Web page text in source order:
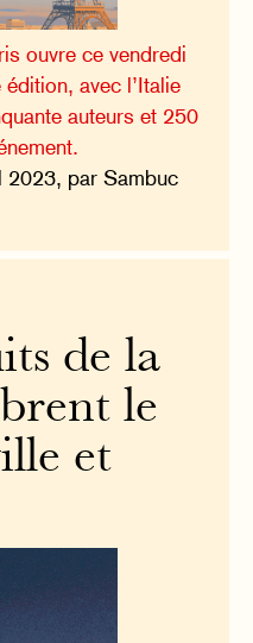
ouvre ce vendredi
avec l’Italie
auteurs et 250
2023, par Sambuc
de la
le
et